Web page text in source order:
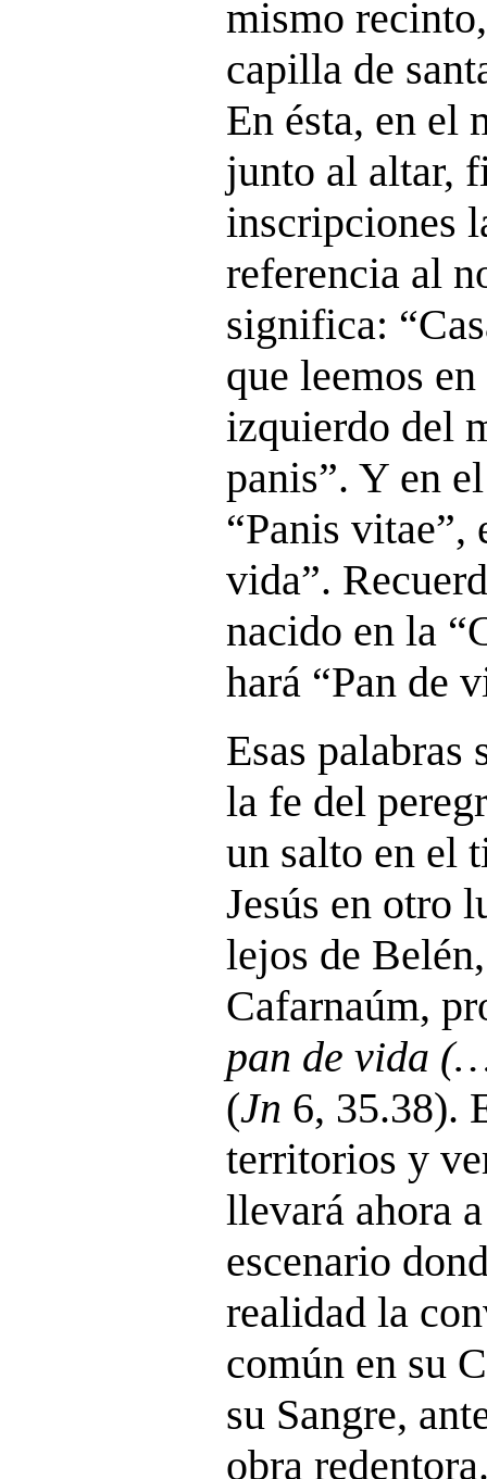
mismo
capilla de
En ésta, en el
junto al altar,
inscripciones
referencia al
significa:
que leemos
izquierdo del
panis”. Y en
“Panis vitae”,
vida”.
nacido en la
hará “Pan de
Esas palabras
la fe del
un salto en el
Jesús en otro
lejos de
Cafarnaúm,
pan de vida
(Jn 6, 35.38).
territorios y
llevará ahora
escenario
realidad la
común en su
su Sangre,
obra